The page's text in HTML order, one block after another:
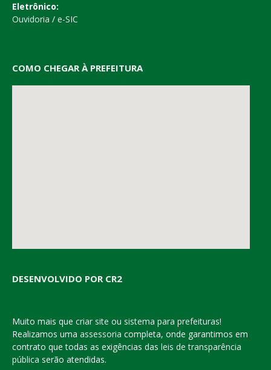
Eletrônico:
Ouvidoria / e-SIC
COMO CHEGAR À PREFEITURA
DESENVOLVIDO POR CR2
Muito mais que criar site ou sistema para prefeituras!
Realizamos uma assessoria completa, onde garantimos em
contrato que todas as exigências das leis de transparência
pública serão atendidas.